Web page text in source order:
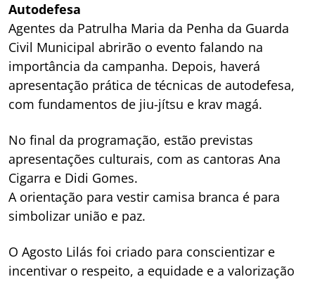
Autodefesa
Agentes da Patrulha Maria da Penha da Guarda
Civil Municipal abrirão o evento falando na
importância da campanha. Depois, haverá
apresentação prática de técnicas de autodefesa,
com fundamentos de jiu-jítsu e krav magá.
No final da programação, estão previstas
apresentações culturais, com as cantoras Ana
Cigarra e Didi Gomes.
A orientação para vestir camisa branca é para
simbolizar união e paz.
O Agosto Lilás foi criado para conscientizar e
incentivar o respeito, a equidade e a valorização